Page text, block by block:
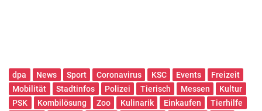
dpa News Sport Coronavirus KSC Events
Freizeit
Mobilität
Stadtinfos Polizei Tierisch Messen
Kultur
PSK
Kombilösung Zoo Kulinarik Einkaufen
Tierhilfe